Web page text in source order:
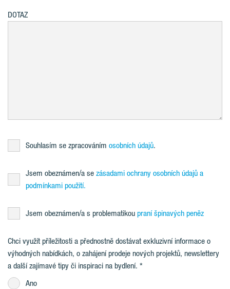
DOTAZ
Souhlasím se zpracováním osobních údajů.
Jsem obeznámen/a se zásadami ochrany osobních údajů a
podmínkami použití.
Jsem obeznámen/a s problematikou praní špinavých peněz
Chci využít příležitosti a přednostně dostávat exkluzivní informace o
výhodných nabídkách, o zahájení prodeje nových projektů, newslettery
a další zajímavé tipy či inspiraci na bydlení.
Ano